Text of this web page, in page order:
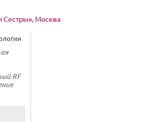
Сестры», Москва
RF